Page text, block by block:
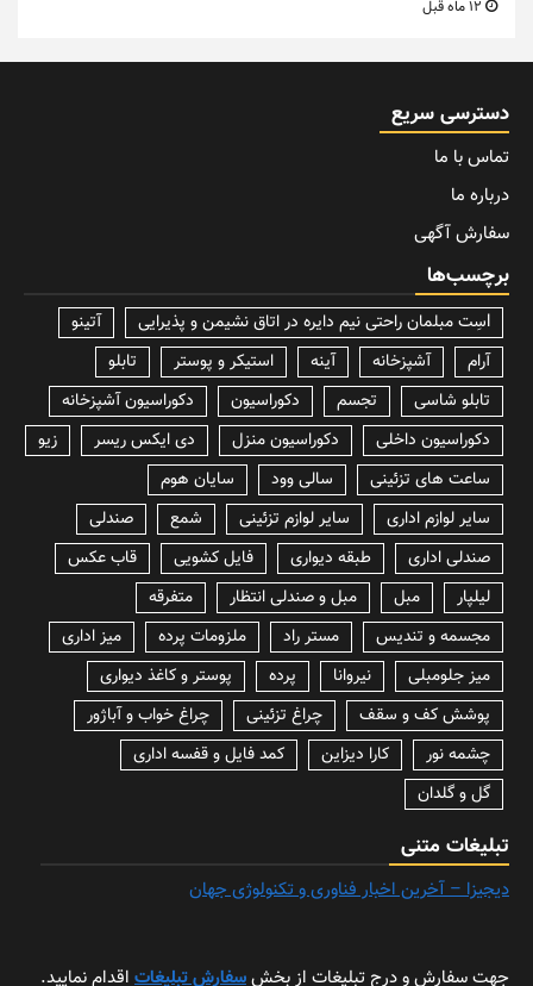
دسترسی سریع
تماس با ما
درباره ما
سفارش آگهی
برچسب‌ها
lسِت مبلمان راحتی نیم دایره در اتاق نشیمن و پذیرایی
آتینو
آرام
آشپزخانه آینه استیکر و پوستر
تابلو
تابلو شاسی
تجسم دکوراسیون
دکوراسیون آشپزخانه
دکوراسیون داخلی
دکوراسیون منزل دی ایکس ریسر
زیو
ساعت های تزئینی
سالی وود
سایان هوم
سایر لوازم اداری
سایر لوازم تزئینی شمع
صندلی
صندلی اداری
طبقه دیواری فایل کشویی
قاب عکس
لیلپار
مبل مبل و صندلی انتظار
متفرقه
مجسمه و تندیس
مستر راد ملزومات پرده
میز اداری
میز جلومبلی
نیروانا پرده
پوستر و کاغذ دیواری
پوشش کف و سقف
چراغ تزئینی
چراغ خواب و آباژور
چشمه نور
کارا دیزاین
کمد فایل و قفسه اداری
گل و گلدان
تبلیغات متنی
دیجیزا – آخرین اخبار فناوری و تکنولوژی جهان
جهت سفارش و درج تبلیغات از بخشسفارش تبلیغات اقدام نمایید.